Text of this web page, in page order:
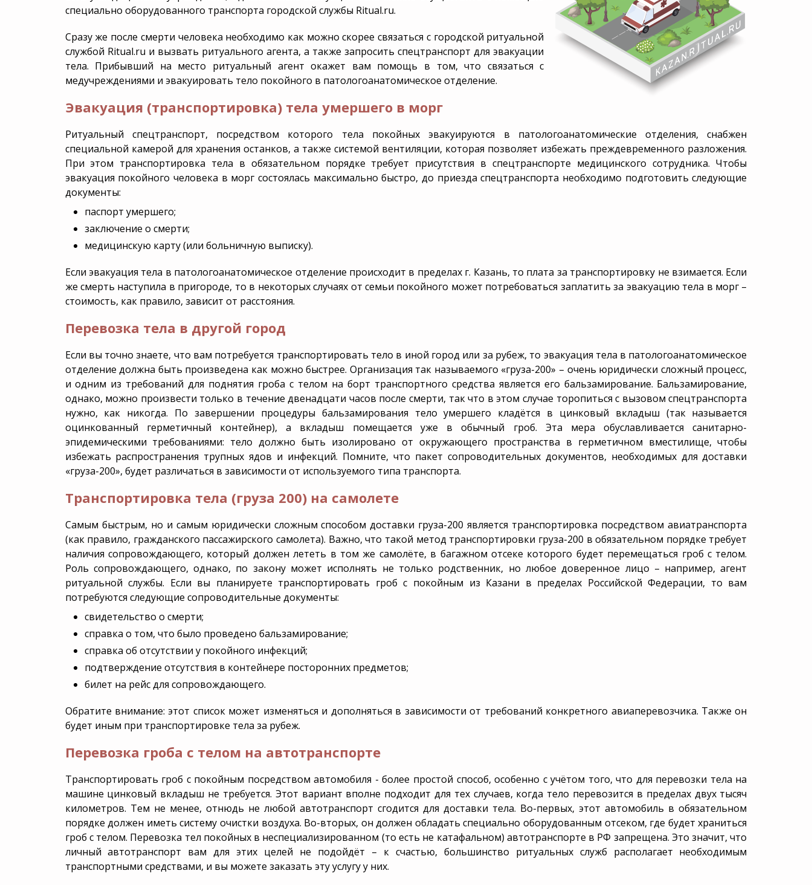
Дезинфекция VIP похороны Дополнительная информация Религиозные обряды
Перезахоронение Эксгумация Уборка и благоустройство участка
Статьи
Калькулятор поминок
цветов
могилу
специально оборудованного транспорта городской службы Ritual.ru.
Сразу же после смерти человека необходимо как можно скорее связаться с городской ритуальной
службой Ritual.ru и вызвать ритуального агента, а также запросить спецтранспорт для эвакуации
тела. Прибывший на место ритуальный агент окажет вам помощь в том, что связаться с
медучреждениями и эвакуировать тело покойного в патологоанатомическое отделение.
Эвакуация (транспортировка) тела умершего в морг
Ритуальный спецтранспорт, посредством которого тела покойных эвакуируются в патологоанатомические отделения, снабжен
специальной камерой для хранения останков, а также системой вентиляции, которая позволяет избежать преждевременного разложения.
При этом транспортировка тела в обязательном порядке требует присутствия в спецтранспорте медицинского сотрудника. Чтобы
эвакуация покойного человека в морг состоялась максимально быстро, до приезда спецтранспорта необходимо подготовить следующие
документы:
паспорт умершего;
заключение о смерти;
медицинскую карту (или больничную выписку).
Если эвакуация тела в патологоанатомическое отделение происходит в пределах г. Казань, то плата за транспортировку не взимается. Если
же смерть наступила в пригороде, то в некоторых случаях от семьи покойного может потребоваться заплатить за эвакуацию тела в морг –
стоимость, как правило, зависит от расстояния.
Перевозка тела в другой город
Если вы точно знаете, что вам потребуется транспортировать тело в иной город или за рубеж, то эвакуация тела в патологоанатомическое
отделение должна быть произведена как можно быстрее. Организация так называемого «груза-200» – очень юридически сложный процесс,
и одним из требований для поднятия гроба с телом на борт транспортного средства является его бальзамирование. Бальзамирование,
однако, можно произвести только в течение двенадцати часов после смерти, так что в этом случае торопиться с вызовом спецтранспорта
нужно, как никогда. По завершении процедуры бальзамирования тело умершего кладётся в цинковый вкладыш (так называется
оцинкованный герметичный контейнер), а вкладыш помещается уже в обычный гроб. Эта мера обуславливается санитарно-
эпидемическими требованиями: тело должно быть изолировано от окружающего пространства в герметичном вместилище, чтобы
избежать распространения трупных ядов и инфекций. Помните, что пакет сопроводительных документов, необходимых для доставки
«груза-200», будет различаться в зависимости от используемого типа транспорта.
Транспортировка тела (груза 200) на самолете
Самым быстрым, но и самым юридически сложным способом доставки груза-200 является транспортировка посредством авиатранспорта
(как правило, гражданского пассажирского самолета). Важно, что такой метод транспортировки груза-200 в обязательном порядке требует
наличия сопровождающего, который должен лететь в том же самолёте, в багажном отсеке которого будет перемещаться гроб с телом.
Роль сопровождающего, однако, по закону может исполнять не только родственник, но любое доверенное лицо – например, агент
ритуальной службы. Если вы планируете транспортировать гроб с покойным из Казани в пределах Российской Федерации, то вам
потребуются следующие сопроводительные документы:
свидетельство о смерти;
справка о том, что было проведено бальзамирование;
справка об отсутствии у покойного инфекций;
подтверждение отсутствия в контейнере посторонних предметов;
билет на рейс для сопровождающего.
Обратите внимание: этот список может изменяться и дополняться в зависимости от требований конкретного авиаперевозчика. Также он
будет иным при транспортировке тела за рубеж.
Перевозка гроба с телом на автотранспорте
Транспортировать гроб с покойным посредством автомобиля - более простой способ, особенно с учётом того, что для перевозки тела на
машине цинковый вкладыш не требуется. Этот вариант вполне подходит для тех случаев, когда тело перевозится в пределах двух тысяч
километров. Тем не менее, отнюдь не любой автотранспорт сгодится для доставки тела. Во-первых, этот автомобиль в обязательном
порядке должен иметь систему очистки воздуха. Во-вторых, он должен обладать специально оборудованным отсеком, где будет храниться
гроб с телом. Перевозка тел покойных в неспециализированном (то есть не катафальном) автотранспорте в РФ запрещена. Это значит, что
личный автотранспорт вам для этих целей не подойдёт – к счастью, большинство ритуальных служб располагает необходимым
транспортными средствами, и вы можете заказать эту услугу у них.